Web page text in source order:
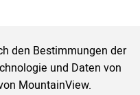
den Bestimmungen der
und Daten von
MountainView.